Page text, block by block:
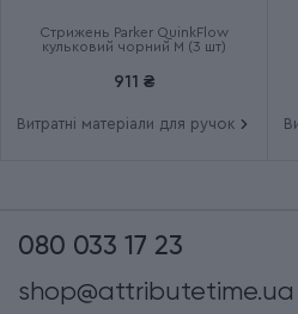
Стрижень Parker QuinkFlow
кульковий чорний M (3 шт)
911 ₴
Витратні матеріали для ручок
080 033 17 23
shop@attributetime.ua